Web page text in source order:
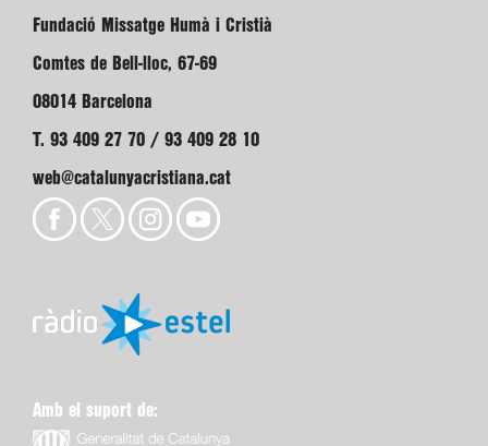
Fundació Missatge Humà i Cristià
Comtes de Bell-lloc, 67-69
08014 Barcelona
T. 93 409 27 70 / 93 409 28 10
web@catalunyacristiana.cat
Amb el suport de: